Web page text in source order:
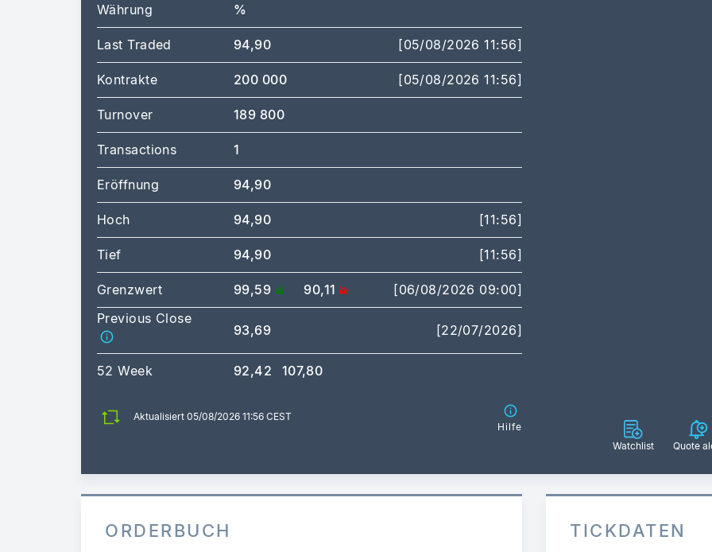
Währung %
Last Traded 94,90 [05/08/2026 11:56]
Kontrakte 200 000 [05/08/2026 11:56]
Turnover 189 800
Transactions 1
Eröffnung 94,90
Hoch 94,90 [11:56]
Tief 94,90 [11:56]
Grenzwert 99,59 90,11
[06/08/2026 09:00]
Previous Close
93,69 [22/07/2026]
52 Week 92,42 107,80
Aktualisiert 05/08/2026 11:56 CEST
Hilfe
Watchlist
Quote
ORDERBUCH TICKDATEN